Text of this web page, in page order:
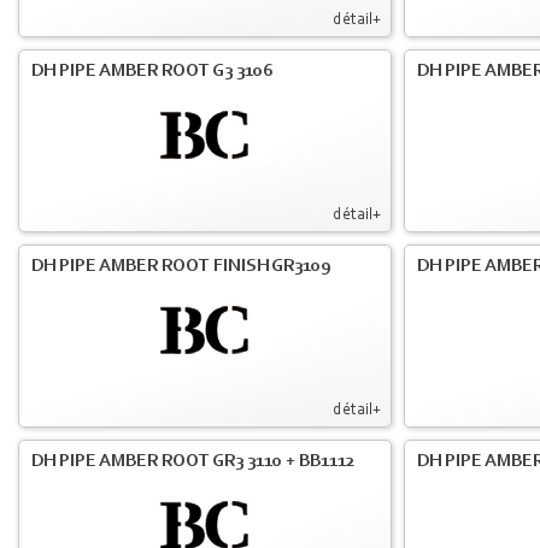
détail+
détail+
DH PIPE AMBER ROOT G3 3106 DH PIPE
détail+
DH PIPE AMBER ROOT FINISH GR3109 DH PIPE
DH PIPE AMBER ROOT GR3 3110 + BB1112 DH PIPE